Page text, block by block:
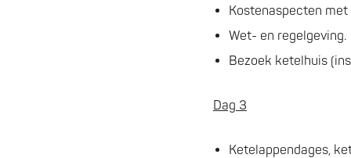
Kostenaspecten
Wet- en regelgeving.
Bezoek ketelhuis
Dag 3
Ketelappendages,